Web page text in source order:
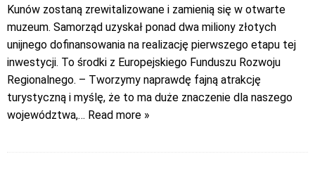
Kunów zostaną zrewitalizowane i zamienią się w otwarte
muzeum. Samorząd uzyskał ponad dwa miliony złotych
unijnego dofinansowania na realizację pierwszego etapu tej
inwestycji. To środki z Europejskiego Funduszu Rozwoju
Regionalnego. – Tworzymy naprawdę fajną atrakcję
turystyczną i myślę, że to ma duże znaczenie dla naszego
województwa,… Read more »